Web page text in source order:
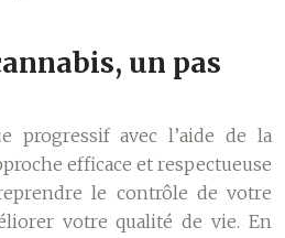
un pas
progressif avec l’aide de la
efficace et respectueuse
le contrôle de votre
votre qualité de vie. En